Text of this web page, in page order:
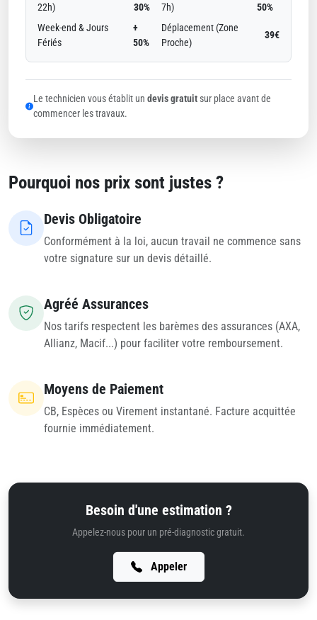
22h)
30%
7h)
50%
Week-end & Jours
Fériés
+
50%
Déplacement (Zone
Proche)
39€
Le technicien vous établit un devis gratuitsur place avant de
commencer les travaux.
Pourquoi nos prix sont justes ?
Devis Obligatoire
Conformément à la loi, aucun travail ne commence sans
votre signature sur un devis détaillé.
Agréé Assurances
Nos tarifs respectent les barèmes des assurances (AXA,
Allianz, Macif...) pour faciliter votre remboursement.
Moyens de Paiement
CB, Espèces ou Virement instantané. Facture acquittée
fournie immédiatement.
Besoin d'une estimation ?
Appelez-nous pour un pré-diagnostic gratuit.
Appeler